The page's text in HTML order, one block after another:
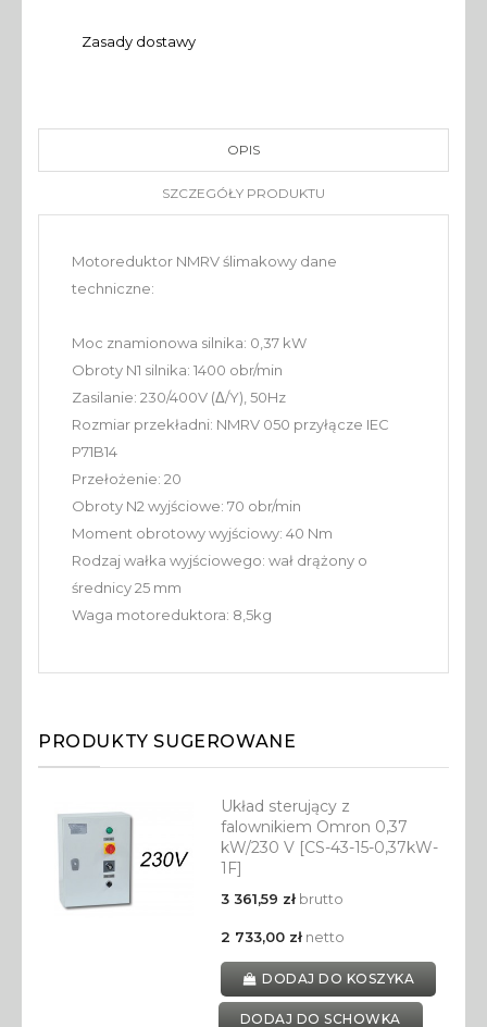
Zasady dostawy
OPIS
SZCZEGÓŁY PRODUKTU
Motoreduktor NMRV ślimakowy dane
techniczne:
Moc znamionowa silnika: 0,37 kW
Obroty N1 silnika: 1400 obr/min
Zasilanie: 230/400V (Δ/Y), 50Hz
Rozmiar przekładni: NMRV 050 przyłącze IEC
P71B14
Przełożenie: 20
Obroty N2 wyjściowe: 70 obr/min
Moment obrotowy wyjściowy: 40 Nm
Rodzaj wałka wyjściowego: wał drążony o
średnicy 25 mm
Waga motoreduktora: 8,5kg
PRODUKTY SUGEROWANE
Układ sterujący z
falownikiem Omron 0,37
kW/230 V [CS-43-15-0,37kW-
1F]
3 361,59 złbrutto
2 733,00 złnetto
DODAJ DO KOSZYKA
DODAJ DO SCHOWKA